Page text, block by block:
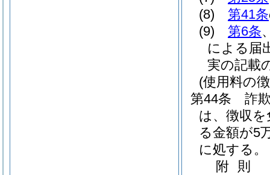
(8)
第41条
(9)
第6条
による届
実の記載
(使用料の
第44条
詐
は、徴収
る金額が5
に処する。
附 則